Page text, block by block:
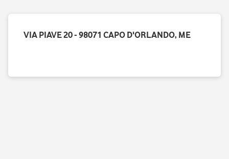
VIA PIAVE 20 - 98071 CAPO D'ORLANDO, ME